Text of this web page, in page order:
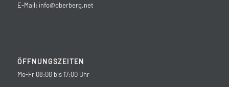
E-Mail: info@oberberg.net
ÖFFNUNGSZEITEN
Mo-Fr 08:00 bis 17:00 Uhr